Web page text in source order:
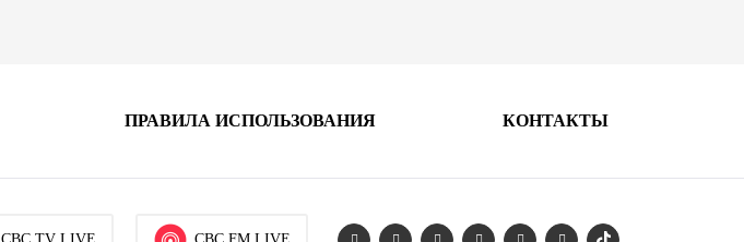
барьеры для свободного
ПРАВИЛА ИСПОЛЬЗОВАНИЯ КОНТАКТЫ